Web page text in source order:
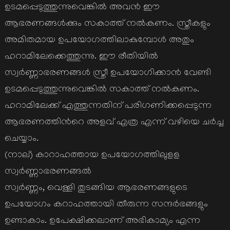
ഉടമപ്പെടുത്തുന്നുവെങ്കില്‍ അവന്‍ ഈ
ആഭരണങ്ങള്‍ക്കും സകാത്ത് നല്‍കണം. സ്ത്രീകളും
അമിതമായ ഉപയോഗത്തിലാകുമ്പോള്‍ അതും
ഹറാമിലേക്കെത്തുന്നു. ഈ രീതിയില്‍
സ്വര്‍ണ്ണാഭരണങ്ങള്‍ സ്ത്രീ ഉപയോഗിക്കാന്‍ വേണ്ടി
ഉടമപ്പെടുത്തുന്നുവെങ്കില്‍ സകാത്ത് നല്‍കണം.
ഹറാമിലേക്ക് എത്തുന്നതിന് പരിഗണിക്കപ്പെടുന്ന
ആഭരണത്തിന്‍റെ അളവ് എത്ര എന്ന് വഴിയെ ചര്‍ച്ച
ചെയ്യാം.
(നാല്) കാറാഹത്തായ ഉപയോഗത്തിലുളള
സ്വര്‍ണ്ണാഭരണങ്ങല്‍
സ്വര്‍ണ്ണം, വെള്ളി തുടങ്ങിയ ആഭരണങ്ങളുടെ
ഉപയോഗം കറാഹത്തായി തീരുന്ന സന്ദര്‍ഭങ്ങളും
ഉണ്ടാകാം. ഉപേക്ഷിക്കലാണ് അഭികാമ്യം എന്ന